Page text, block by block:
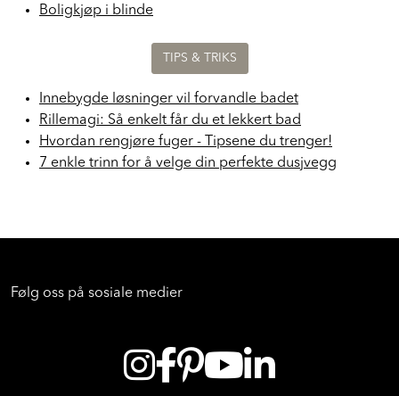
Boligkjøp i blinde
TIPS & TRIKS
Innebygde løsninger vil forvandle badet
Rillemagi: Så enkelt får du et lekkert bad
Hvordan rengjøre fuger - Tipsene du trenger!
7 enkle trinn for å velge din perfekte dusjvegg
Følg oss på sosiale medier